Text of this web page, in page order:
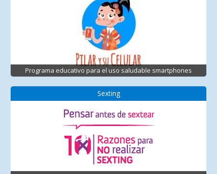
Programa educativo para el uso saludable smartphones
Sexting